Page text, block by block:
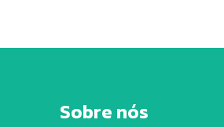
Sobre nós